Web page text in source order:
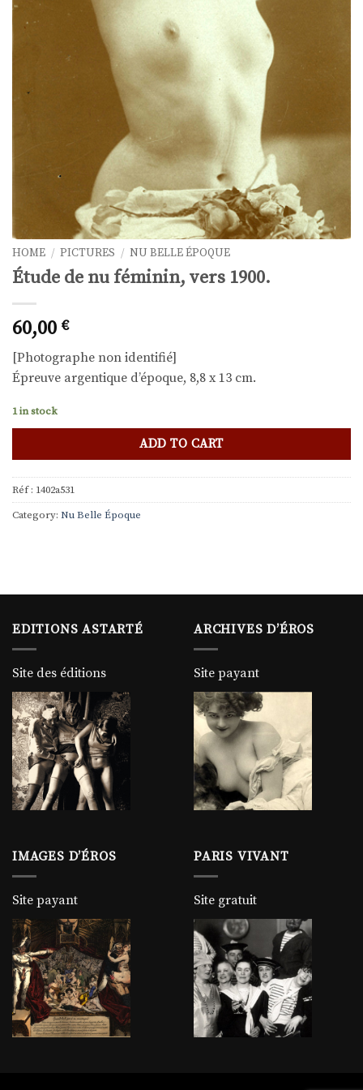
HOME / PICTURES / NU BELLE ÉPOQUE
Étude de nu féminin, vers 1900.
60,00 €
[Photographe non identifié]
Épreuve argentique d’époque, 8,8 x 13 cm.
1 in stock
ADD TO CART
Réf : 1402a531
Category: Nu Belle Époque
EDITIONS ASTARTÉ
Site des éditions
ARCHIVES D’ÉROS
Site payant
IMAGES D’ÉROS
Site payant
PARIS VIVANT
Site gratuit